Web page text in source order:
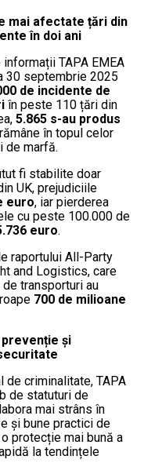
mai afectate țări din
în doi ani
TAPA EMEA
30 septembrie 2025
de incidente de
în peste 110 țări din
5.865 s-au produs
în topul celor
de marfă.
fi stabilite doar
UK, prejudiciile
euro, iar pierderea
cu peste 100.000 de
euro.
raportului All-Party
and Logistics, care
transporturi au
700 de milioane
și
de criminalitate, TAPA
de statuturi de
mai strâns în
și bune practici de
protecție mai bună a
la tendințele